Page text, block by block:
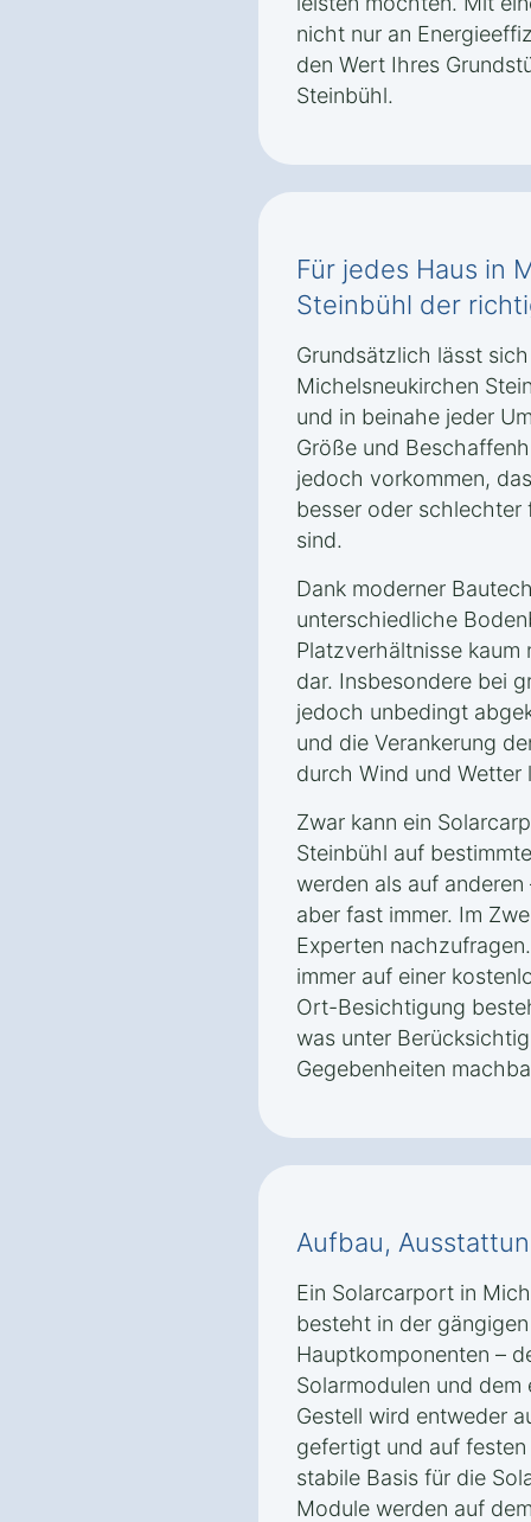
nicht nur an
den Wert Ihres
Steinbühl.
Für jedes Haus in
Steinbühl der
Grundsätzlich lässt
Michelsneukirchen
und in beinahe jeder
Größe und
jedoch vorkommen,
besser oder schlechter
sind.
Dank moderner
unterschiedliche
Platzverhältnisse kaum
dar. Insbesondere bei
jedoch unbedingt
und die Verankerung
durch Wind und
Zwar kann ein
Steinbühl auf
werden als auf
aber fast immer. Im
Experten
immer auf einer
Ort-Besichtigung
was unter
Gegebenheiten
Aufbau,
Ein Solarcarport in
besteht in der
Hauptkomponenten –
Solarmodulen und
Gestell wird entweder
gefertigt und auf
stabile Basis für die
Module werden auf